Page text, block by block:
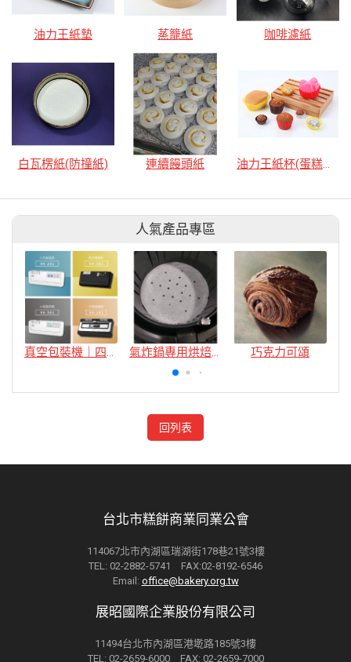
油力王紙墊 蒸籠紙 咖啡濾紙
白瓦楞紙(防撞紙) 連續饅頭紙 油力王紙杯(蛋糕紙杯)
人氣產品專區
真空包裝機｜四款 氣炸鍋專用烘焙紙 巧克力可頌
回列表
台北市糕餅商業同業公會
114067北市內湖區瑞湖街178巷21號3樓
TEL: 02-2882-5741 FAX:02-8192-6546
Email: office@bakery.org.tw
展昭國際企業股份有限公司
11494台北市內湖區港墘路185號3樓
TEL: 02-2659-6000 FAX: 02-2659-7000